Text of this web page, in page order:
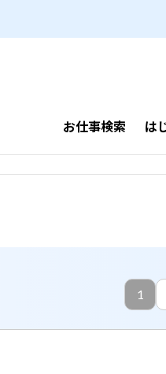
お仕事検索 は
1